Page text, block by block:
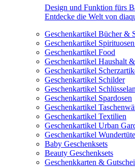
Design und Funktion fürs
Entdecke die Welt von
Geschenkartikel Bücher &
Geschenkartikel
Geschenkartikel Food
Geschenkartikel Haushalt
Geschenkartikel
Geschenkartikel Schilder
Geschenkartikel
Geschenkartikel Spardosen
Geschenkartikel
Geschenkartikel Textilien
Geschenkartikel Urban
Geschenkartikel
Baby Geschenksets
Beauty Geschenksets
Geschenkkarten &